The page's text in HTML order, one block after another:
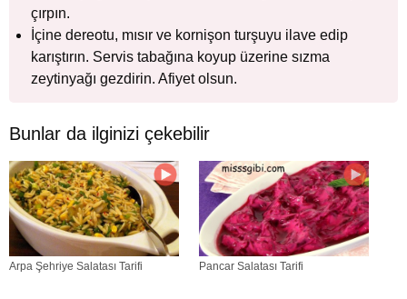
çırpın.
İçine dereotu, mısır ve kornişon turşuyu ilave edip
karıştırın. Servis tabağına koyup üzerine sızma
zeytinyağı gezdirin. Afiyet olsun.
Bunlar da ilginizi çekebilir
Arpa Şehriye Salatası Tarifi Pancar Salatası Tarifi